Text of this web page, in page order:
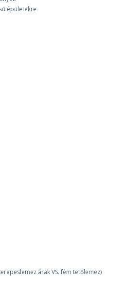
épületekre
árak VS. fém tetőlemez)